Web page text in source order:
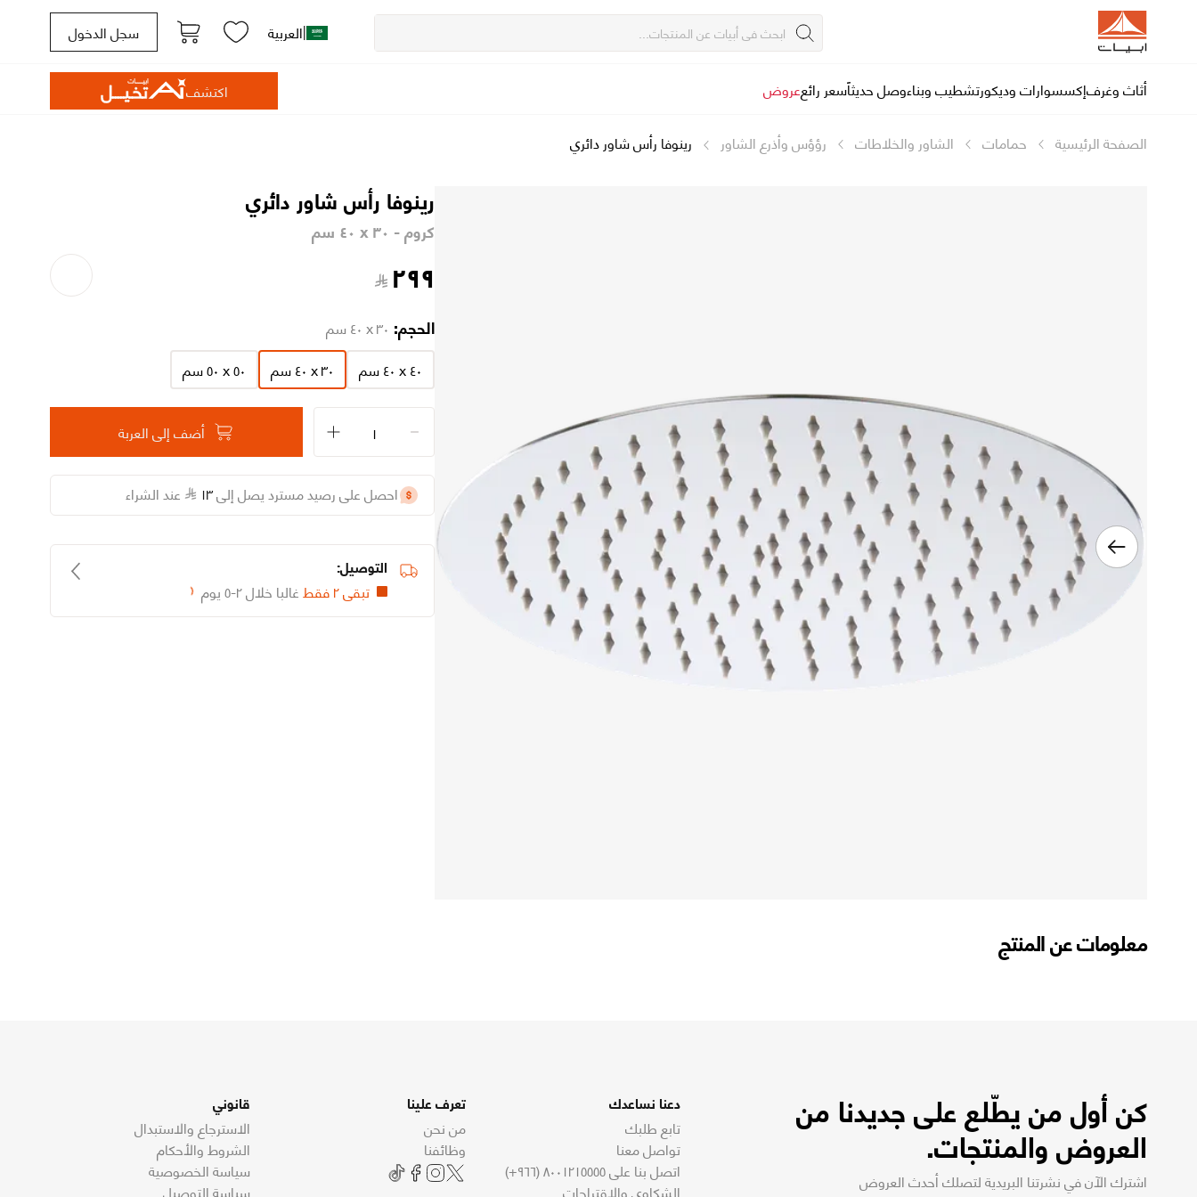
|العربية سجل الدخول
أثاث وغرفإكسسوارات وديكورتشطيب وبناءوصل حديثاًسعر رائععروض اكتشف
الصفحة الرئيسية حمامات الشاور والخلاطات رؤؤس وأذرع الشاور رينوفا رأس شاور دائري
معلومات عن المنتج
رينوفا رأس شاور دائري
كروم - ٣٠ x ٤٠ سم
٢٩٩
الحجم: ٣٠ x ٤٠ سم
٤٠ x ٤٠ سم
٣٠ x ٤٠ سم ٥٠ x ٥٠ سم
أضف إلى العربة
احصل على رصيد مسترد يصل إلى١٣ عند الشراء
التوصيل:
تبقى ٢ فقط
غالبا خلال ٢-٥ يوم
كن أول من يطّلع على جديدنا من
العروض والمنتجات.
اشترك الآن في نشرتنا البريدية لتصلك أحدث العروض
دعنا نساعدك
تابع طلبك
تواصل معنا
اتصل بنا على ٨٠٠١٢١٥٥٥٥ (٩٦٦+)
الشكاوى والاقتراحات
تعرف علينا
من نحن
وظائفنا
قانوني
الاسترجاع والاستبدال
الشروط والأحكام
سياسة الخصوصية
سياسة التوصيل